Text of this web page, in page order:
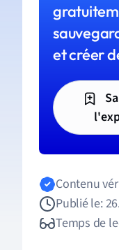
et créer
Contenu
Publié le:
Temps de